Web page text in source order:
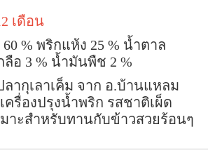
เดือน
60 % พริกแห้ง 25 % น้ำตาล
ลือ 3 % น้ำมันพืช 2 %
ากุเลาเค็ม จาก อ.บ้านแหลม
ครื่องปรุงน้ำพริก รสชาติเผ็ด
าะสำหรับทานกับข้าวสวยร้อนๆ